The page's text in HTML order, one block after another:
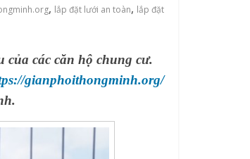
, lắp đặt lưới an toàn, lắp đặt
các căn hộ chung cư.
gianphoithongminh.org/